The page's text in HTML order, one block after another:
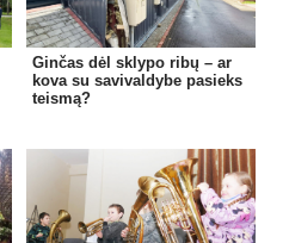
Ginčas dėl sklypo ribų – ar
kova su savivaldybe pasieks
teismą?